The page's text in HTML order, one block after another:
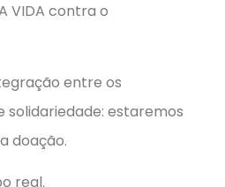
VIDA contra o
entre os
estaremos
doação.
real.